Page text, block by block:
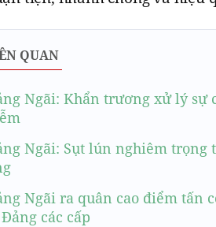
QUAN
Ngãi: Khẩn trương xử lý
Ngãi: Sụt lún nghiêm trọng
Ngãi ra quân cao điểm tấn
các cấp